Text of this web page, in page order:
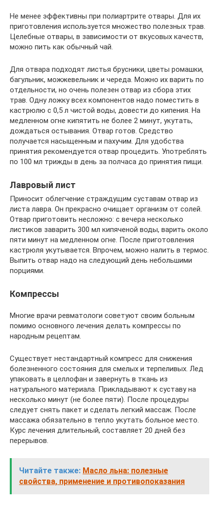
Не менее эффективны при полиартрите отвары. Для их
приготовления используется множество полезных трав.
Целебные отвары, в зависимости от вкусовых качеств,
можно пить как обычный чай.
Для отвара подходят листья брусники, цветы ромашки,
багульник, можжевельник и череда. Можно их варить по
отдельности, но очень полезен отвар из сбора этих
трав. Одну ложку всех компонентов надо поместить в
кастрюлю с 0,5 л чистой воды, довести до кипения. На
медленном огне кипятить не более 2 минут, укутать,
дождаться остывания. Отвар готов. Средство
получается насыщенным и пахучим. Для удобства
принятия рекомендуется отвар процедить. Употреблять
по 100 мл трижды в день за полчаса до принятия пищи.
Лавровый лист
Приносит облегчение страждущим суставам отвар из
листа лавра. Он прекрасно очищает организм от солей.
Отвар приготовить несложно: с вечера несколько
листиков заварить 300 мл кипяченой воды, варить около
пяти минут на медленном огне. После приготовления
кастрюля укутывается. Впрочем, можно налить в термос.
Выпить отвар надо на следующий день небольшими
порциями.
Компрессы
Многие врачи ревматологи советуют своим больным
помимо основного лечения делать компрессы по
народным рецептам.
Существует нестандартный компресс для снижения
болезненного состояния для смелых и терпеливых. Лед
упаковать в целлофан и завернуть в ткань из
натурального материала. Прикладывают к суставу на
несколько минут (не более пяти). После процедуры
следует снять пакет и сделать легкий массаж. После
массажа обязательно в тепло укутать больное место.
Курс лечения длительный, составляет 20 дней без
перерывов.
Читайте также: Масло льна: полезные
свойства, применение и противопоказания